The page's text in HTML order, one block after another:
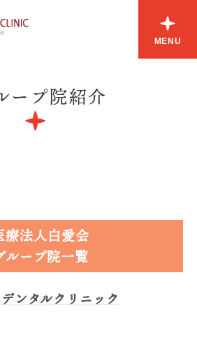
MENU
ープ院紹介
療法人白愛会
ループ院一覧
ンタルクリニック